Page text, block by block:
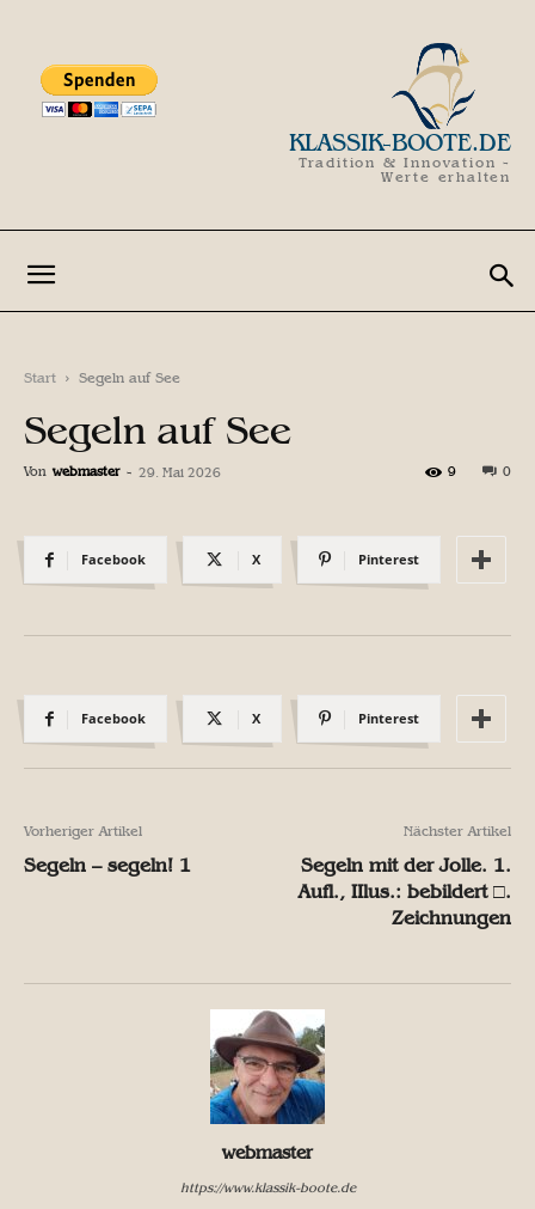
KLASSIK-BOOTE.DE
Tradition & Innovation -
Werte erhalten
Start Segeln auf See
Segeln auf See
Von webmaster - 29. Mai 2026 0
9
Facebook X Pinterest
Facebook X Pinterest
Vorheriger Artikel
Segeln – segeln! 1
Nächster Artikel
Segeln mit der Jolle. 1.
Aufl., IIlus.: bebildert □.
Zeichnungen
webmaster
https://www.klassik-boote.de